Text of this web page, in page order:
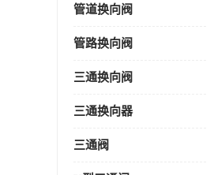
管道换向阀
管路换向阀
三通换向阀
三通换向器
三通阀